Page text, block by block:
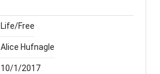
Life/Free
Alice Hufnagle
10/1/2017